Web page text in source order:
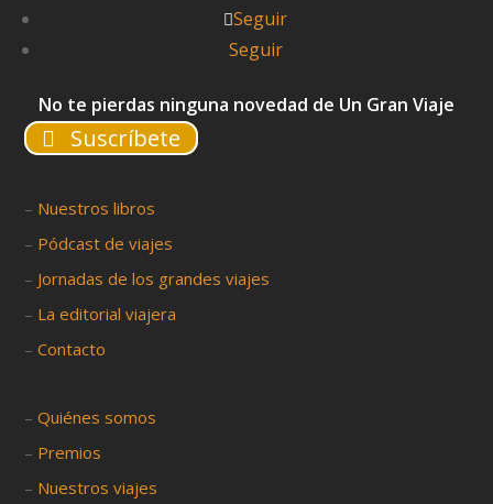
Seguir
Seguir
No te pierdas ninguna novedad de Un Gran Viaje
Suscríbete
– Nuestros libros
– Pódcast de viajes
– Jornadas de los grandes viajes
– La editorial viajera
–Contacto
–Quiénes somos
– Premios
– Nuestros viajes